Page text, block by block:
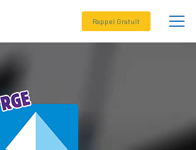
Rappel Gratuit